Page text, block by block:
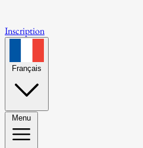
Inscription
Français
Menu